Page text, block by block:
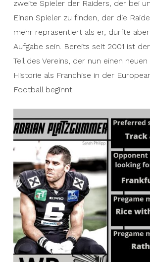
zweite Spieler der Raiders, der bei
Einen Spieler zu finden, der die
mehr repräsentiert als er, dürfte
Aufgabe sein. Bereits seit 2001 ist
Teil des Vereins, der nun einen
Historie als Franchise in der
Football beginnt.